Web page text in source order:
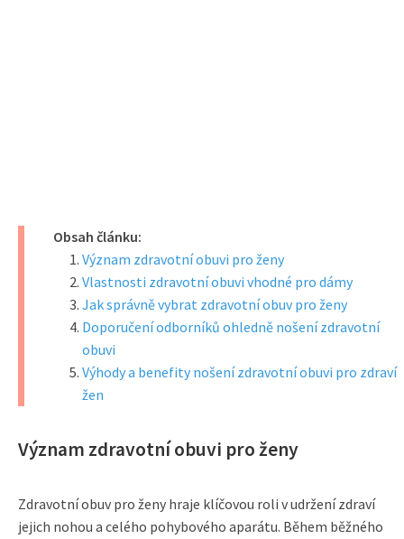
Obsah článku:
Význam zdravotní obuvi pro ženy
Vlastnosti zdravotní obuvi vhodné pro dámy
Jak správně vybrat zdravotní obuv pro ženy
Doporučení odborníků ohledně nošení zdravotní
obuvi
Výhody a benefity nošení zdravotní obuvi pro zdraví
žen
Význam zdravotní obuvi pro ženy
Zdravotní obuv pro ženy hraje klíčovou roli v udržení zdraví
jejich nohou a celého pohybového aparátu. Během běžného